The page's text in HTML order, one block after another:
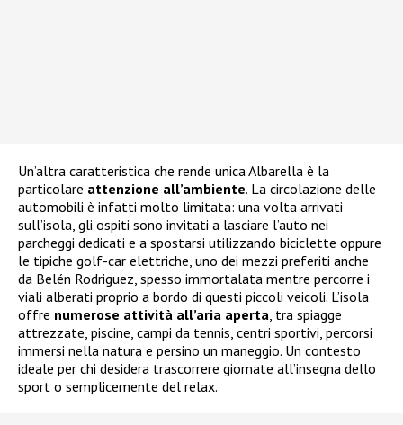
Un’altra caratteristica che rende unica Albarella è la
particolare attenzione all’ambiente. La circolazione delle
automobili è infatti molto limitata: una volta arrivati
sull’isola, gli ospiti sono invitati a lasciare l’auto nei
parcheggi dedicati e a spostarsi utilizzando biciclette oppure
le tipiche golf-car elettriche, uno dei mezzi preferiti anche
da Belén Rodriguez, spesso immortalata mentre percorre i
viali alberati proprio a bordo di questi piccoli veicoli. L’isola
offre numerose attività all’aria aperta , tra spiagge
attrezzate, piscine, campi da tennis, centri sportivi, percorsi
immersi nella natura e persino un maneggio. Un contesto
ideale per chi desidera trascorrere giornate all’insegna dello
sport o semplicemente del relax.